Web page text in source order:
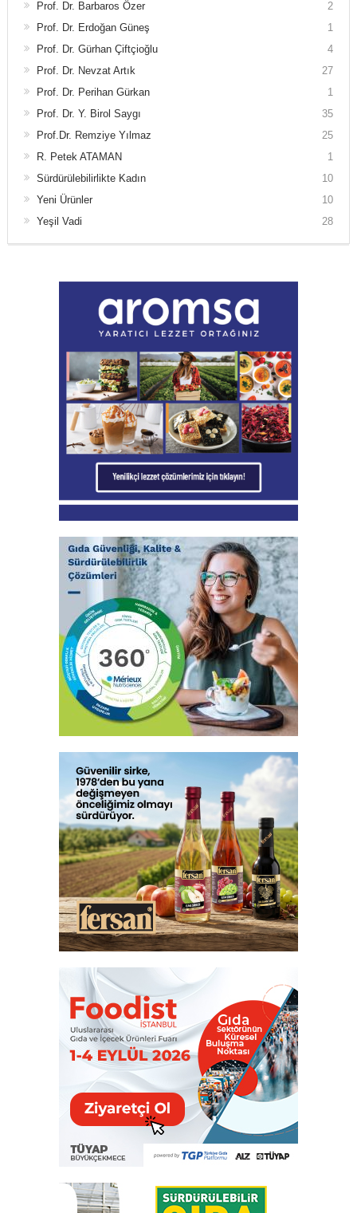
Prof. Dr. Barbaros Özer
2
Prof. Dr. Erdoğan Güneş
1
Prof. Dr. Gürhan Çiftçioğlu
4
Prof. Dr. Nevzat Artık
27
Prof. Dr. Perihan Gürkan
1
Prof. Dr. Y. Birol Saygı
35
Prof.Dr. Remziye Yılmaz
25
R. Petek ATAMAN
1
Sürdürülebilirlikte Kadın
10
Yeni Ürünler
10
Yeşil Vadi
28